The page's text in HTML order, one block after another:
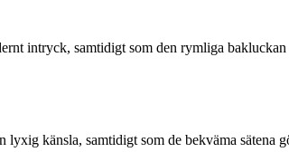
intryck, samtidigt som den rymliga
känsla, samtidigt som de bekväma sätena